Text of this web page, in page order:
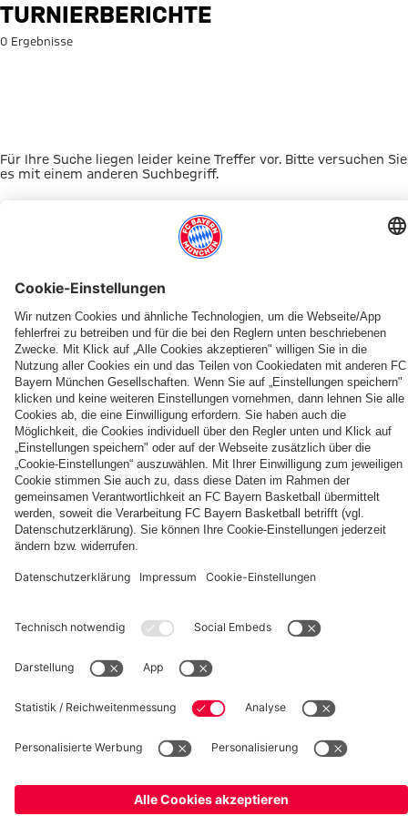
Suche: Turnierberichte
TURNIERBERICHTE
0 Ergebnisse
Für Ihre Suche liegen leider keine Treffer vor. Bitte versuchen Sie
es mit einem anderen Suchbegriff.
Zur Startseite
DAS KÖNNTE DICH INTERESSIEREN
UNSERE MASKOTTCHEN
Berni,
Mia
und
Ben
ALLIANZ ARENA
FC
Bayern
KIDS
CLUB-
Zone
EVENTANMELDUNG
KIDS
CLUB-
Fußballcamps
MYFCBAYERN
Entdecke
deinen
persönlichen
Fanbereich
Impressum
Datenschutz AGB Barrierefreiheit Hinweisgebersystem
Verträge hier kündigen Cookie Einstellungen